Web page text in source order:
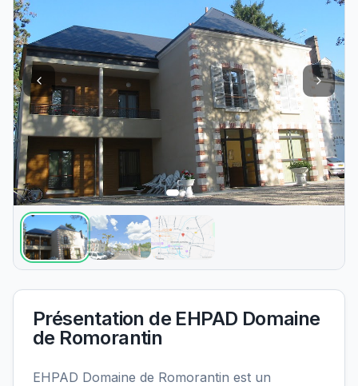
Présentation de EHPAD Domaine
de Romorantin
EHPAD Domaine de Romorantin est un